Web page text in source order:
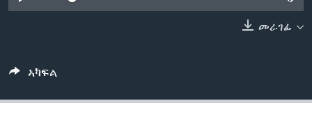
ቂሔ ጽልሚ
መራገፊ
ኣካፍል